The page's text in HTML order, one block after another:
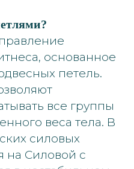
основанное
петель.
все группы
веса тела. В
силовых
на Силовой с